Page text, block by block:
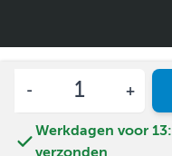
Werkdagen voor
verzonden
Algemene
©